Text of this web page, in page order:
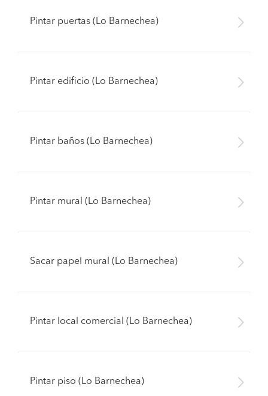
Pintar puertas (Lo Barnechea)
Pintar edificio (Lo Barnechea)
Pintar baños (Lo Barnechea)
Pintar mural (Lo Barnechea)
Sacar papel mural (Lo Barnechea)
Pintar local comercial (Lo Barnechea)
Pintar piso (Lo Barnechea)